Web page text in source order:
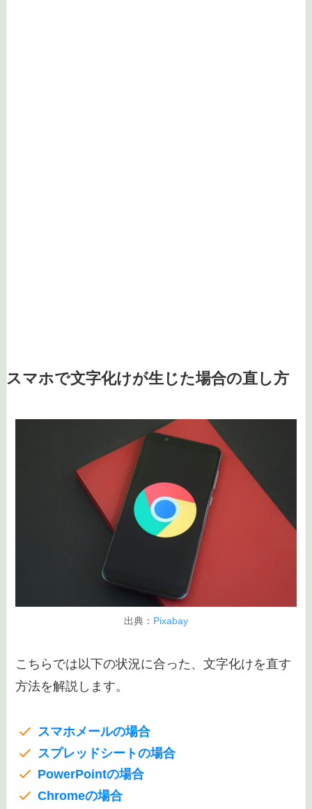
スマホで文字化けが生じた場合の直し方
出典： Pixabay
こちらでは以下の状況に合った、文字化けを直す
方法を解説します。
スマホメールの場合
スプレッドシートの場合
PowerPointの場合
Chromeの場合